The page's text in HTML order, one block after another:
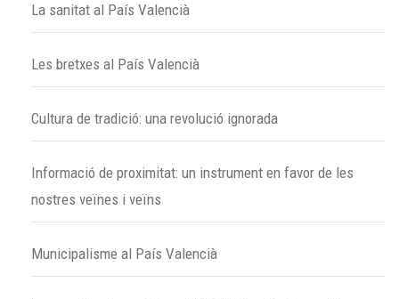
La sanitat al País Valencià
Les bretxes al País Valencià
Cultura de tradició: una revolució ignorada
Informació de proximitat: un instrument en favor de les
nostres veïnes i veïns
Municipalisme al País Valencià